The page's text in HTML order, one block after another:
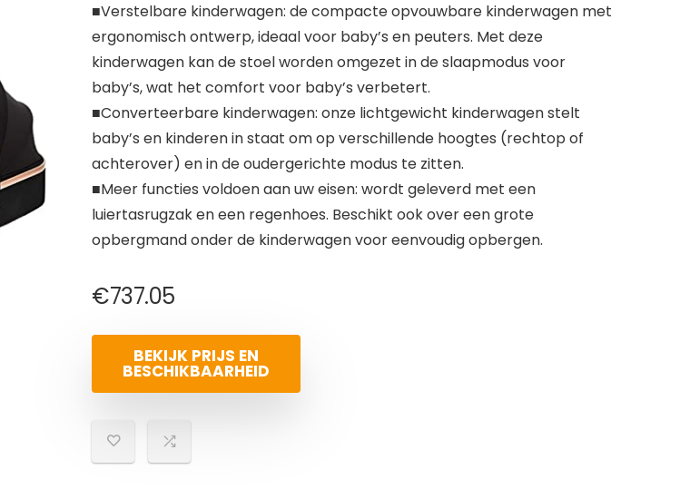
■Verstelbare kinderwagen: de compacte opvouwbare kinderwagen met
ergonomisch ontwerp, ideaal voor baby’s en peuters. Met deze
kinderwagen kan de stoel worden omgezet in de slaapmodus voor
baby’s, wat het comfort voor baby’s verbetert.
■Converteerbare kinderwagen: onze lichtgewicht kinderwagen stelt
baby’s en kinderen in staat om op verschillende hoogtes (rechtop of
achterover) en in de oudergerichte modus te zitten.
■Meer functies voldoen aan uw eisen: wordt geleverd met een
luiertasrugzak en een regenhoes. Beschikt ook over een grote
opbergmand onder de kinderwagen voor eenvoudig opbergen.
€737.05
BEKIJK PRIJS EN
BESCHIKBAARHEID